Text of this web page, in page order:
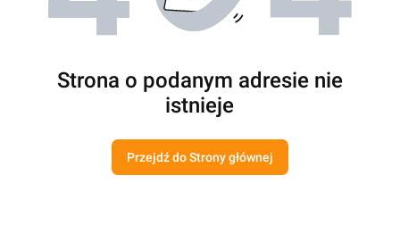
Strona o podanym adresie nie
istnieje
Przejdź do Strony głównej